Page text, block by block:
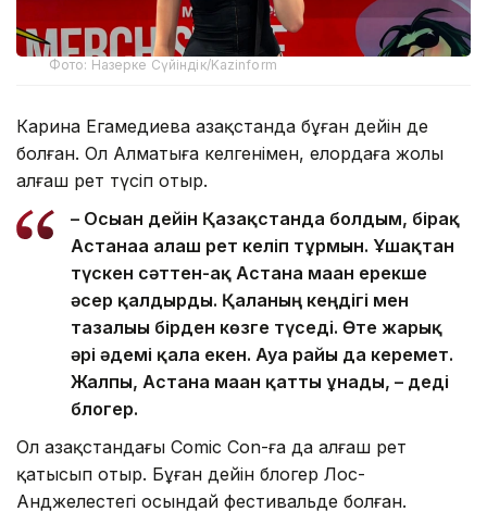
Фото: Назерке Сүйіндік/Kazinform
Карина Егамедиева Қазақстанда бұған дейін де
болған. Ол Алматыға келгенімен, елордаға жолы
алғаш рет түсіп отыр.
– Осыған дейін Қазақстанда болдым, бірақ
Астанаға алғаш рет келіп тұрмын. Ұшақтан
түскен сәттен-ақ Астана маған ерекше
әсер қалдырды. Қаланың кеңдігі мен
тазалығы бірден көзге түседі. Өте жарық
әрі әдемі қала екен. Ауа райы да керемет.
Жалпы, Астана маған қатты ұнады, – деді
блогер.
Ол Қазақстандағы Comic Con-ға да алғаш рет
қатысып отыр. Бұған дейін блогер Лос-
Анджелестегі осындай фестивальде болған.